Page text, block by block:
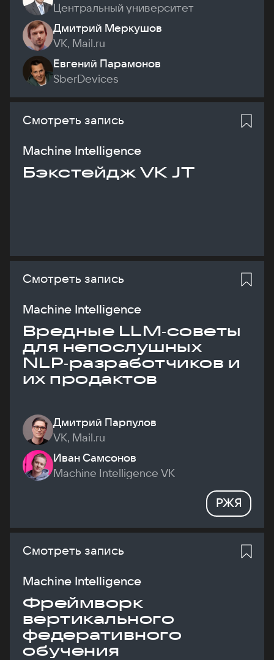
Центральный университет
Дмитрий Меркушов
VK, Mail.ru
Евгений Парамонов
SberDevices
Смотреть запись
Machine Intelligence
Бэкстейдж VK JT
Смотреть запись
Machine Intelligence
Вредные LLM‑советы
для непослушных
NLP‑разработчиков и
их продактов
Дмитрий Парпулов
VK, Mail.ru
Иван Самсонов
Machine Intelligence VK
РЖЯ
Смотреть запись
Machine Intelligence
Фреймворк
вертикального
федеративного
обучения